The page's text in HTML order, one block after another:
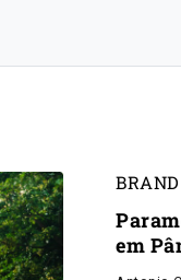
em